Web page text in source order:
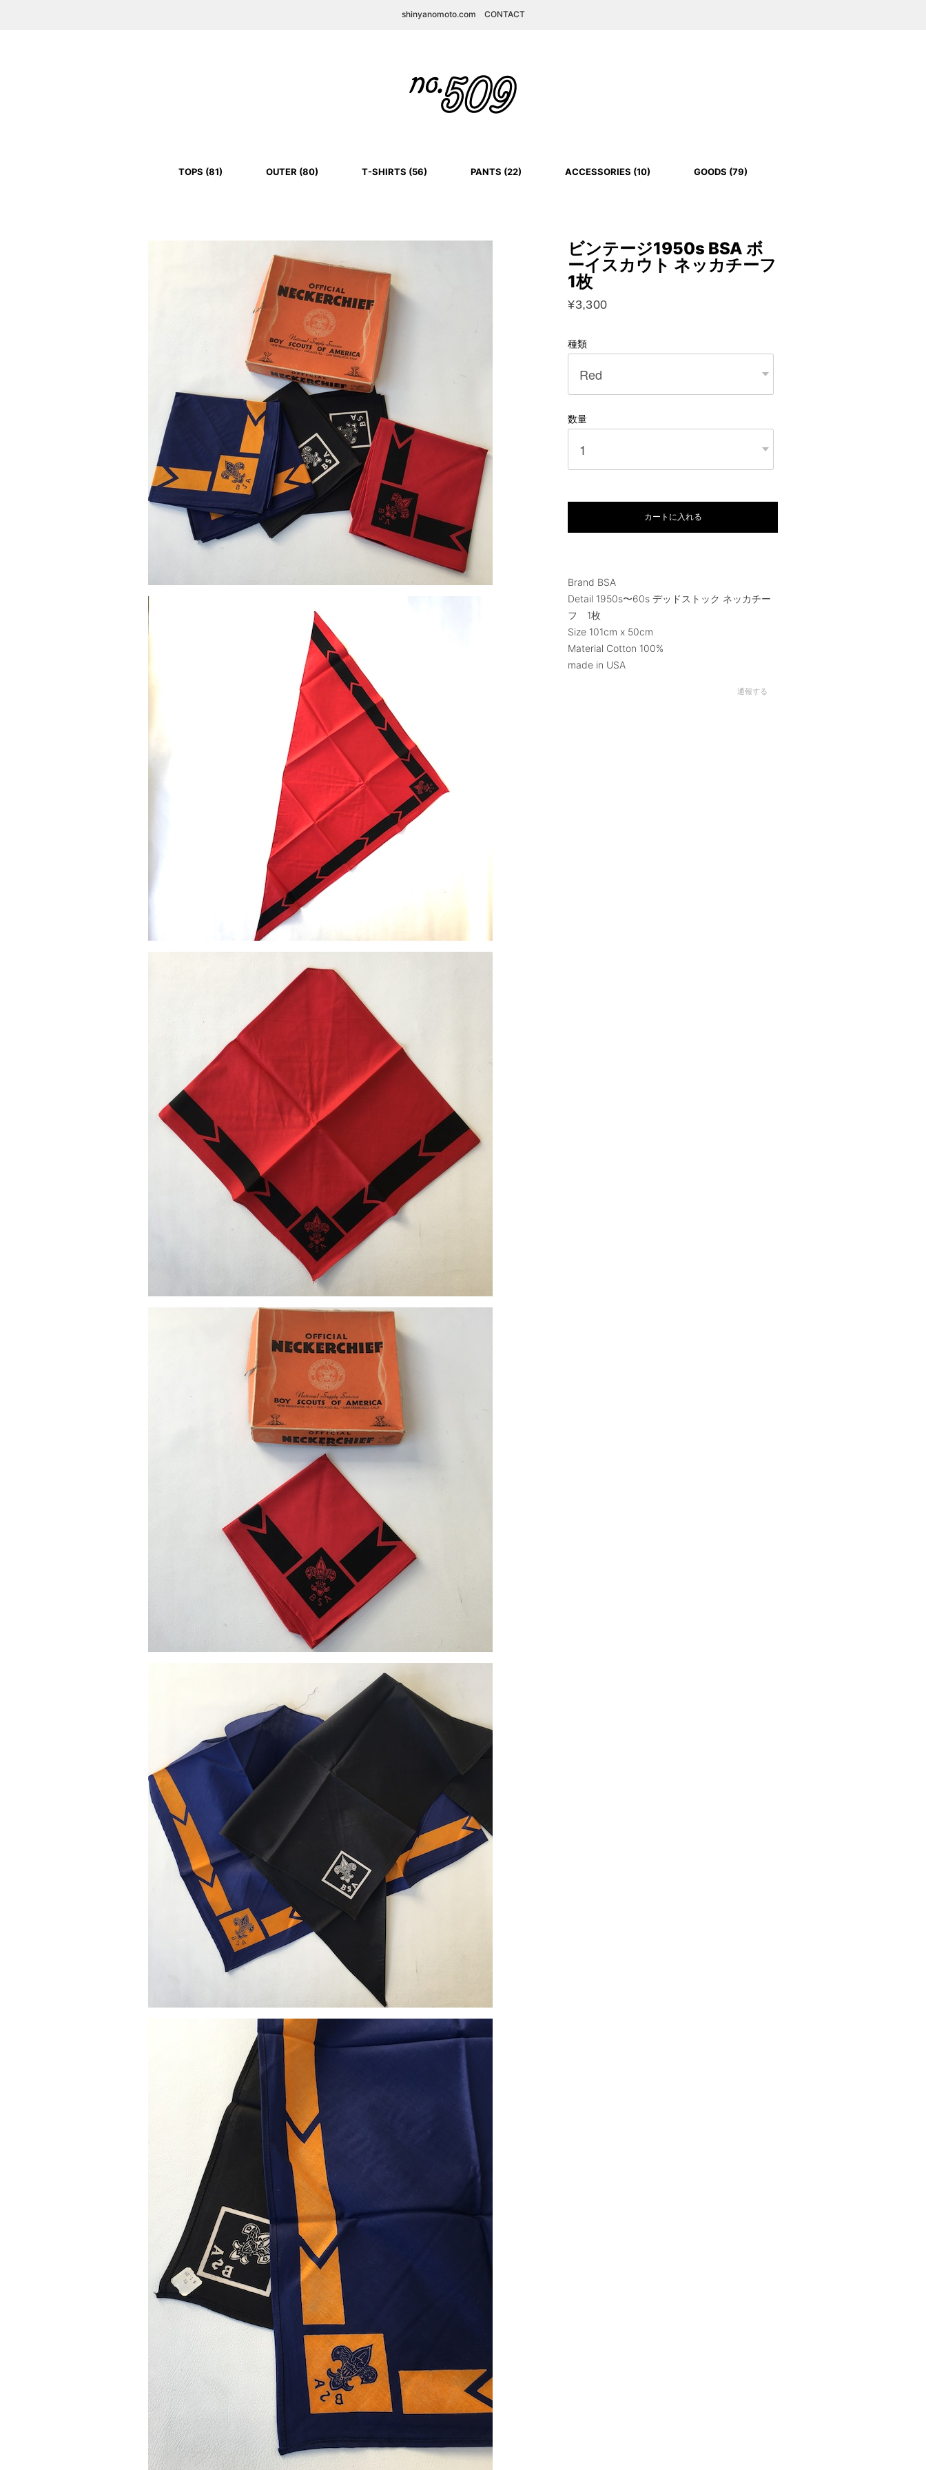
shinyanomoto.com CONTACT
TOPS (81) OUTER (80) T-SHIRTS (56) PANTS (22) ACCESSORIES (10) GOODS (79)
ビンテージ1950s BSA ボ
ーイスカウト ネッカチーフ
1枚
¥3,300
種類
数量
カートに入れる
Brand BSA
Detail 1950s〜60s デッドストック ネッカチー
フ 1枚
Size 101cm x 50cm
Material Cotton 100%
made in USA
通報する